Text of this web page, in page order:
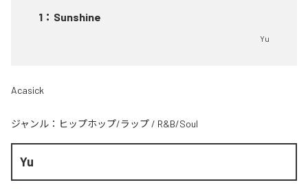
1 ： Sunshine
Yu
Acasick
ジャンル： ヒップホップ/ラップ / R&B/Soul
Yu